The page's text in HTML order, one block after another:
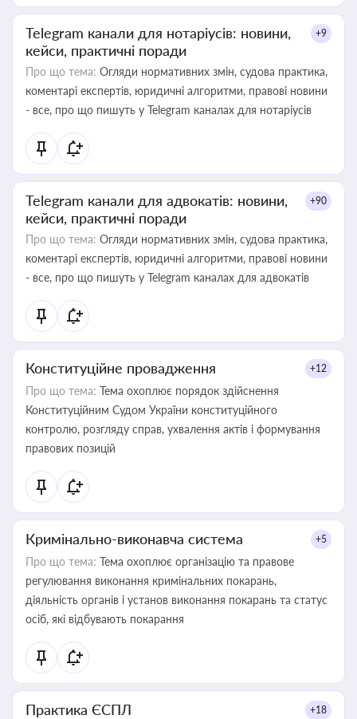
Telegram канали для нотаріусів: новини,
кейси, практичні поради
+9
Про що тема: Огляди нормативних змін, судова практика,
коментарі експертів, юридичні алгоритми, правові новини
- все, про що пишуть у Telegram каналах для нотаріусів
Telegram канали для адвокатів: новини,
кейси, практичні поради
+90
Про що тема: Огляди нормативних змін, судова практика,
коментарі експертів, юридичні алгоритми, правові новини
- все, про що пишуть у Telegram каналах для адвокатів
Конституційне провадження +12
Про що тема: Тема охоплює порядок здійснення
Конституційним Судом України конституційного
контролю, розгляду справ, ухвалення актів і формування
правових позицій
Кримінально-виконавча система +5
Про що тема: Тема охоплює організацію та правове
регулювання виконання кримінальних покарань,
діяльність органів і установ виконання покарань та статус
осіб, які відбувають покарання
Практика ЄСПЛ +18